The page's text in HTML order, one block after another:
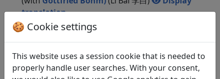
translation
in: Böhm, Gottfried.
Livre de Jade von Judith Mendes. In das Deutsche
Theodor Ackermann, 1873. p. 40f.
Not determined 未定: Die ewigen Buchstaben (with
🍪 Cookie settings
This website uses a session cookie that is needed to
properly handle user searches. With your consent,